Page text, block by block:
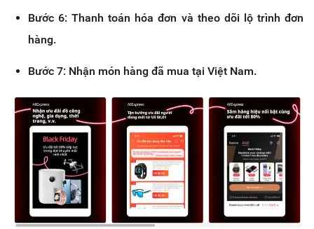
Bước 6: Thanh toán hóa đơn và theo dõi lộ trình đơn
hàng.
Bước 7: Nhận món hàng đã mua tại Việt Nam.